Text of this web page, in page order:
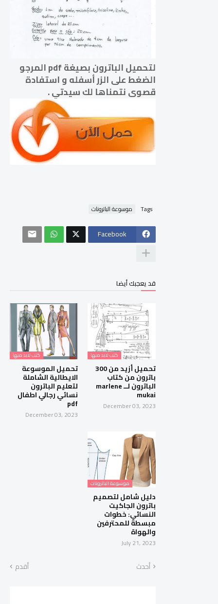
لتحميل الباترون بصيغة pdf المرجو
الضغط على الزر أسفله و استفادة
قصوى نتمناها لك سيدتي .
Tags موسوعة الباترونات
Facebook
قد يعجبك أيضا
كتب لابد منها
تحميل أزيد من 300
باترون من كتاب
الباترون لــ marlene
mukai
December 03, 2023
كتب لابد منها
تحميل الموسوعة
الايطالية الشاملة
لتعليم الباترون
نسائي رجالي اطفال
pdf
December 03, 2023
موسوعة الباترونات
دليل شامل لتصميم
باترون الجاكيت
النسائي: خطوات
مبسطة للمحترفين
والهواة
July 21, 2023
أحدث أقدم